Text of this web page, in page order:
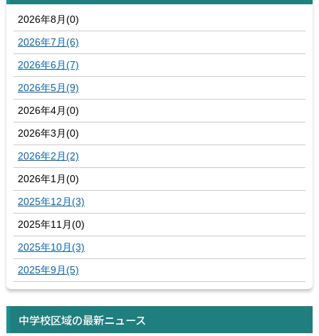
2026年8月(0)
2026年7月(6)
2026年6月(7)
2026年5月(9)
2026年4月(0)
2026年3月(0)
2026年2月(2)
2026年1月(0)
2025年12月(3)
2025年11月(0)
2025年10月(3)
2025年9月(5)
中学校区域の最新ニュース